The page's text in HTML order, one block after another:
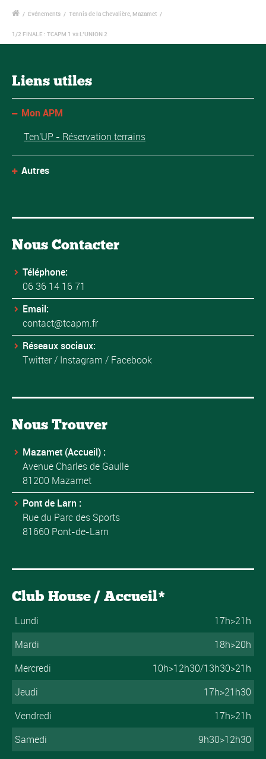
/ Événements / Tennis de la Chevalière, Mazamet /
1/2 FINALE : TCAPM 1 vs L’UNION 2
Liens utiles
Mon APM
Ten'UP - Réservation terrains
Autres
Nous Contacter
Téléphone:
06 36 14 16 71
Email:
contact@tcapm.fr
Réseaux sociaux:
Twitter/ Instagram / Facebook
Nous Trouver
Mazamet (Accueil) :
Avenue Charles de Gaulle
81200 Mazamet
Pont de Larn :
Rue du Parc des Sports
81660 Pont-de-Larn
Club House / Accueil*
Lundi
17h>21h
Mardi
18h>20h
Mercredi
10h>12h30/13h30>21h
Jeudi
17h>21h30
Vendredi
17h>21h
Samedi
9h30>12h30